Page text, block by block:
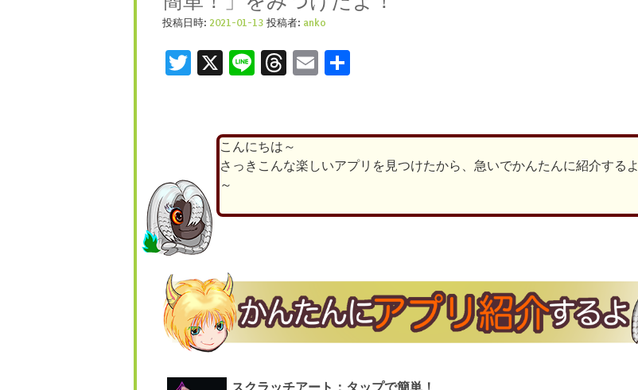
投稿日時: 2021-01-13 投稿者: anko
Twitter
X LineThreads
Email
こんにちは～
さっきこんな楽しいアプリを見つけたから、急いでかんたんに紹介するよ
～